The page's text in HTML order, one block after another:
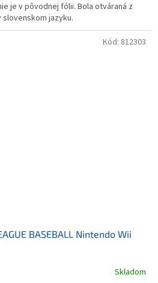
je v pôvodnej fólii. Bola otváraná z
slovenskom jazyku.
BASEBALL Nintendo Wii
Skladom
Kód: 812303